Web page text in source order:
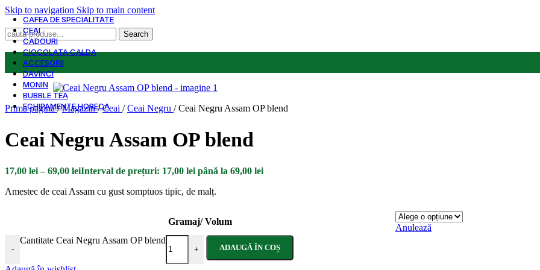
Skip to navigation Skip to main content
Search
CAFEA DE SPECIALITATE
CEAI
CADOURI
CIOCOLATA CALDA
ACCESORII
DAVINCI
MONIN
BUBBLE TEA
ECHIPAMENTE HORECA
Prima pagină/ Magazin/ Ceai / Ceai Negru / Ceai Negru Assam OP blend
Ceai Negru Assam OP blend
17,00 lei – 69,00 leiInterval de prețuri: 17,00 lei până la 69,00 lei
Amestec de ceai Assam cu gust somptuos tipic, de malț.
Gramaj/ Volum
Anulează
-
Cantitate Ceai Negru Assam OP blend
+ ADAUGĂ ÎN COȘ